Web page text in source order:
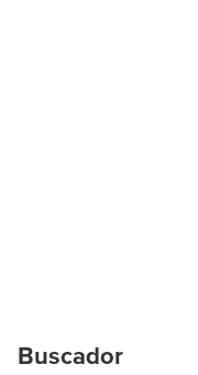
Buscador